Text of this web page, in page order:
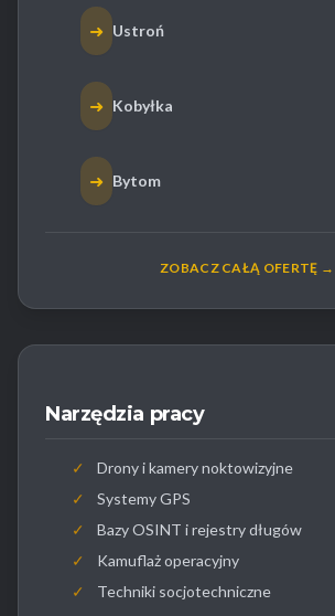
➜ Ustroń
➜ Kobyłka
➜ Bytom
ZOBACZ CAŁĄ OFERTĘ →
Narzędzia pracy
✓
Drony i kamery noktowizyjne
✓
Systemy GPS
✓
Bazy OSINT i rejestry długów
✓
Kamuflaż operacyjny
✓
Techniki socjotechniczne